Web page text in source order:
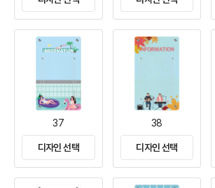
37
디자인 선택
38
디자인 선택